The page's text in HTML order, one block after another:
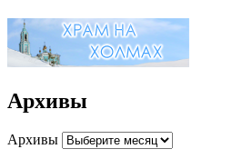
Архивы
Архивы